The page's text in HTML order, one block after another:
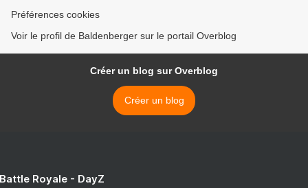
Préférences cookies
Voir le profil de Baldenberger sur le portail Overblog
Créer un blog sur Overblog
Créer un blog
Royale - DayZ